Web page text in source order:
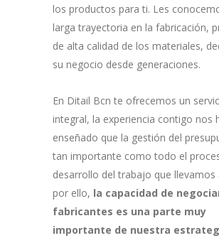
los productos para ti. Les
larga trayectoria en la fabricación,
de alta calidad de los materiales,
su negocio desde generaciones.
En Ditail Bcn te ofrecemos un
integral, la experiencia contigo nos
enseñado que la gestión del
tan importante como todo el
desarrollo del trabajo que llevamos
por ello, la capacidad de
fabricantes es una parte muy
importante de nuestra